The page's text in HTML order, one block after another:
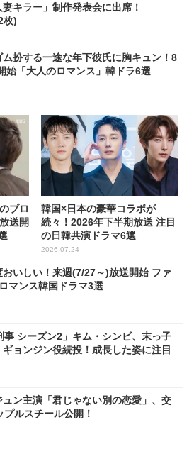
妻キラー」制作発表会に出席！
枚)
ム扮する一途な年下彼氏に胸キュン！8
始「大人のロマンス」韓ドラ6選
ブロ
送開
韓国×日本の豪華コラボが
続々！2026年下半期放送 注目
の日韓共演ドラマ6選
2026.07.24
おいしい！来週(7/27～)放送開始 ファ
マンス韓国ドラマ3選
事 シーズン2」キム・シンビ、末っ子
ョンジン役続投！成長した姿に注目
ュン主演「君じゃない別の恋愛」、交
プルスチール公開！